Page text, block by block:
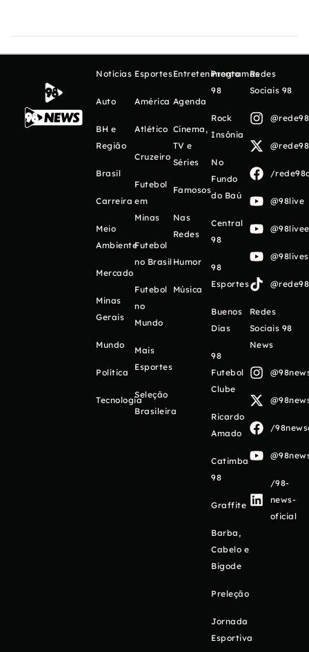
Notícias
Auto
BH e
Região
Brasil
Carreira
Meio
Ambiente
Mercado
Minas
Gerais
Mundo
Política
Tecnologia
Esportes
América
Atlético
Cruzeiro
Futebol
em
Minas
Futebol
no Brasil
Futebol
no
Mundo
Mais
Esportes
Seleção
Brasileira
Entretenimento
Agenda
Cinema,
TV e
Séries
Famosos
Nas
Redes
Humor
Música
Programas
98
Rock
Insônia
No
Fundo
do Baú
Central
98
98
Esportes
Buenos
Días
98
Futebol
Clube
Ricardo
Amado
Catimba
98
Graffite
Barba,
Cabelo e
Bigode
Preleção
Jornada
Esportiva
Redes
Sociais 98
/
@98live
Redes
Sociais 98
News
/
/98-
news-
oficial